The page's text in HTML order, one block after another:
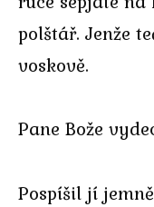
polštář. Jenže
voskově.
Pane Bože
Pospíšil jí